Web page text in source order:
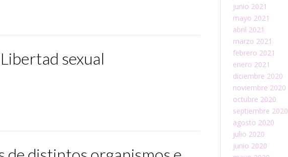
sexual
junio 2021
mayo 2021
abril 2021
marzo 2021
febrero 2021
enero 2021
diciembre 2020
noviembre 2020
octubre 2020
septiembre 2020
agosto 2020
julio 2020
junio 2020